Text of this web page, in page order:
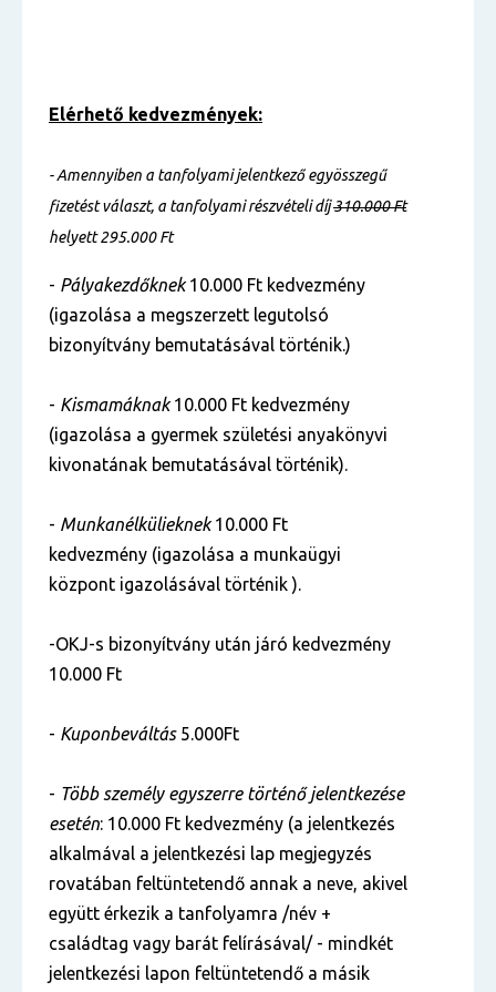
Elérhető kedvezmények:
- Amennyiben a tanfolyami jelentkező egyösszegű
fizetést választ, a tanfolyami részvételi díj310.000 Ft
helyett 295.000 Ft
- Pályakezdőknek10.000 Ft kedvezmény
(igazolása a megszerzett legutolsó
bizonyítvány bemutatásával történik.)
- Kismamáknak10.000 Ft kedvezmény
(igazolása a gyermek születési anyakönyvi
kivonatának bemutatásával történik).
- Munkanélkülieknek10.000 Ft
kedvezmény (igazolása a munkaügyi
központ igazolásával történik ).
-OKJ-s bizonyítvány után járó kedvezmény
10.000 Ft
- Kuponbeváltás5.000Ft
- Több személy egyszerre történő jelentkezése
esetén: 10.000 Ft kedvezmény (a jelentkezés
alkalmával a jelentkezési lap megjegyzés
rovatában feltüntetendő annak a neve, akivel
együtt érkezik a tanfolyamra /név +
családtag vagy barát felírásával/ - mindkét
jelentkezési lapon feltüntetendő a másik